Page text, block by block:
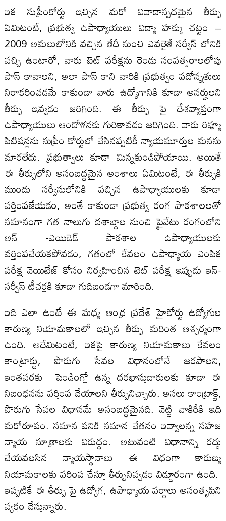
ఇక సుప్రీంకోర్టు ఇచ్చిన మరో వివాదాస్పదమైన తీర్పు
ఏమిటంటే, ప్రభుత్వ ఉపాధ్యాయులు విద్యా హక్కు చట్టం –
2009 అమలులోనికి వచ్చిన తేదీ నుంచి ఎవరైతే సర్వీస్ లోనికి
వచ్చి ఉంటారో, వారు టెట్ పరీక్షను రెండు సంవత్సరాలలోపు
పాస్ కావాలని, అలా పాస్ కాని వారికి ప్రభుత్వం పదోన్నతులు
నిరాకరించడమే కాకుండా వారు ఉద్యోగానికి కూడా అనర్హులని
తీర్పు ఇవ్వడం జరిగింది. ఈ తీర్పు పై దేశవ్యాప్తంగా
ఉపాధ్యాయులు ఆందోళనకు గురికావడం జరిగింది. వారు రివ్యూ
పిటిషన్లను సుప్రీం కోర్టులో వేసినప్పటికీ న్యాయమూర్తుల మనసు
మారలేదు. ప్రభుత్వాలు కూడా మిన్నకుండిపోయాయి. అయితే
ఈ తీర్పులోని అసంబద్ధమైన అంశాలు ఏమిటంటే, ఈ తీర్పుకి
ముందు సర్వీసులోనికి వచ్చిన ఉపాధ్యాయులకు కూడా
వర్తింపజేయడం, అంతే కాకుండా ప్రభుత్వ రంగ పాఠశాలలతో
సమానంగా గత నాలుగు దశాబ్దాల నుంచి ప్రైవేటు రంగంలోని
అన్ -ఎయిడెడ్ పాఠశాల ఉపాధ్యాయులకు
వర్తింపచేయకపోవడం, గతంలో కేవలం ఉపాధ్యాయ ఎంపిక
పరీక్ష వెయిటేజ్ కోసం నిర్వహించిన టెట్ పరీక్ష ఇప్పుడు ఇన్-
సర్వీస్ టీచర్లకి కూడా గుదిబండగా మారింది.
ఇది ఎలా ఉంటే ఈ మధ్య ఆంధ్ర ప్రదేశ్ హైకోర్టు ఉద్యోగుల
కారుణ్య నియామకాలలో ఇచ్చిన తీర్పు మరింత ఆశ్చర్యంగా
ఉంది. అదేమిటంటే, ఇకపై కారుణ్య నియామకాలు కేవలం
కాంట్రాక్టు, పొరుగు సేవల విధానంలోనే జరపాలని,
ఇంతవరకు పెండింగ్లో ఉన్న దరఖాస్తుదారులకు కూడా ఈ
నిబంధనను వర్తింప చేయాలని తీర్పునిచ్చారు. అసలు కాంట్రాక్ట్,
పొరుగు సేవల విధానమే అసంబద్ధమైనది. వెట్టి చాకిరీకి ఇది
మరోరూపం. సమాన పనికి సమాన వేతనం ఇవ్వాలన్న సహజ
న్యాయ సూత్రాలకు విరుద్ధం. అటువంటి విధానాన్ని రద్దు
చేయవలసిన న్యాయస్థానాలు ఈ విధంగా కారుణ్య
నియామకాలకు వర్తింప చేస్తూ తీర్పునివ్వడం విడ్డూరంగా ఉంది.
ఇప్పటికే ఈ తీర్పు పై ఉద్యోగ, ఉపాధ్యాయ వర్గాలు అసంతృప్తిని
వ్యక్తం చేస్తున్నారు.